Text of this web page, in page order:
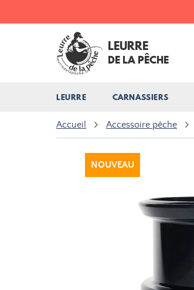
LEURRE
DE LA PÊCHE
LEURRE CARNASSIERS
Accueil Accessoire pêche
NOUVEAU